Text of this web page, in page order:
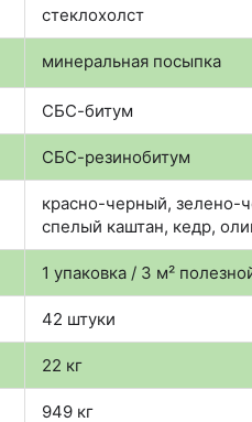
стеклохолст
минеральная посыпка
СБС-битум
СБС-резинобитум
красно-черный, зелено-
спелый каштан, кедр,
1 упаковка / 3 м²
42 штуки
22 кг
949 кг